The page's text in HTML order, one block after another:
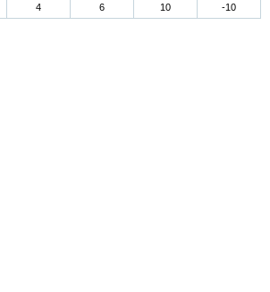
4 6 10 -10